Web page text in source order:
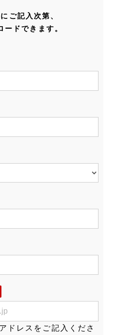
ご記入次第、
ードできます。
ドレスをご記入くださ